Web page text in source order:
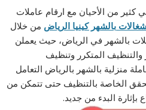
من الأحيان مع ارقام عاملات
شغالات بالشهر كينيا الرياض من خلال
بالشهر في الرياض، حيث يعملن
المتكرر وتنظيف
منزلية بالشهر بالرياض التعامل
الخاصة بالتنظيف حتى تتمكن من
بإثارة البدء من جديد.